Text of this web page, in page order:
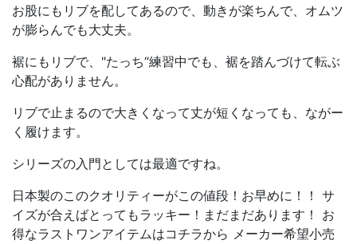
お股にもリブを配してあるので、動きが楽ちんで、オムツ
が膨らんでも大丈夫。
裾にもリブで、"たっち“練習中でも、裾を踏んづけて転ぶ
心配がありません。
リブで止まるので大きくなって丈が短くなっても、ながー
く履けます。
シリーズの入門としては最適ですね。
日本製のこのクオリティーがこの値段！お早めに！！ サ
イズが合えばとってもラッキー！まだまだあります！ お
得なラストワンアイテムはコチラから メーカー希望小売